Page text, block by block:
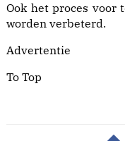
Ook het proces voor
worden verbeterd.
Advertentie
To Top